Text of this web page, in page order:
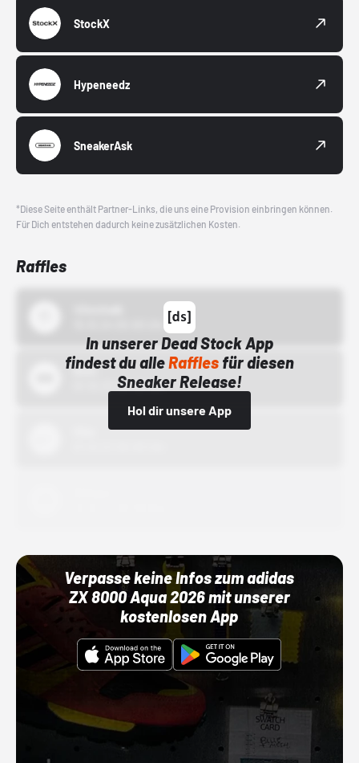
StockX
Hypeneedz
SneakerAsk
*Diese Seite enthält Partner-Links, die uns eine Provision einbringen können.
Für Dich entstehen dadurch keine zusätzlichen Kosten.
Raffles
In unserer Dead Stock App
findest du alleRafflesfür diesen
Sneaker Release!
Hol dir unsere App
Bstn
01.10.22 00:00 Uhr
Verpasse keine Infos zum adidas
ZX 8000 Aqua 2026 mit unserer
kostenlosen App